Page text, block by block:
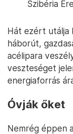
Szibéria
Hát ezért utálja
háborút,
acélipara
veszteséget
energiaforrás
Óvják őket
Nemrég éppen